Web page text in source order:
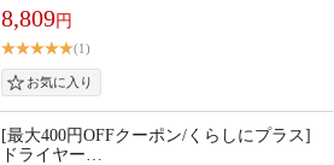
8,809円
(1)
[最大400円OFFクーポン/くらしにプラス]
ドライヤー…